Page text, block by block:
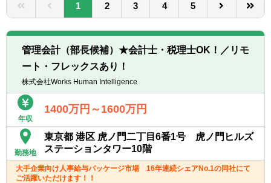
転職お役立ち情報
ご利用ガイド
転職お役立ち情報
業界情報
求人情報
1 2 3 4 5
管理会計（部長候補）★会計士・税理士OK！／リモ
ート・フレックスあり！
株式会社Works Human Intelligence
年収
1400万円～1600万円
勤務地
東京都 港区 虎ノ門二丁目6番1号 虎ノ門ヒルズ
ステーションタワー10階
大手企業向け人事給与パッケージ市場 16年連続シェアNo.1の同社にて
ご活躍いただけます！！